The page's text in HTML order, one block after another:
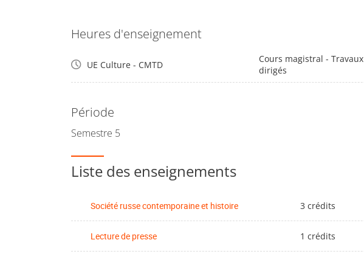
Heures d'enseignement
UE Culture - CMTD
Cours magistral - Travaux
dirigés
Période
Semestre 5
Liste des enseignements
Société russe contemporaine et histoire 3 crédits
Lecture de presse 1 crédits